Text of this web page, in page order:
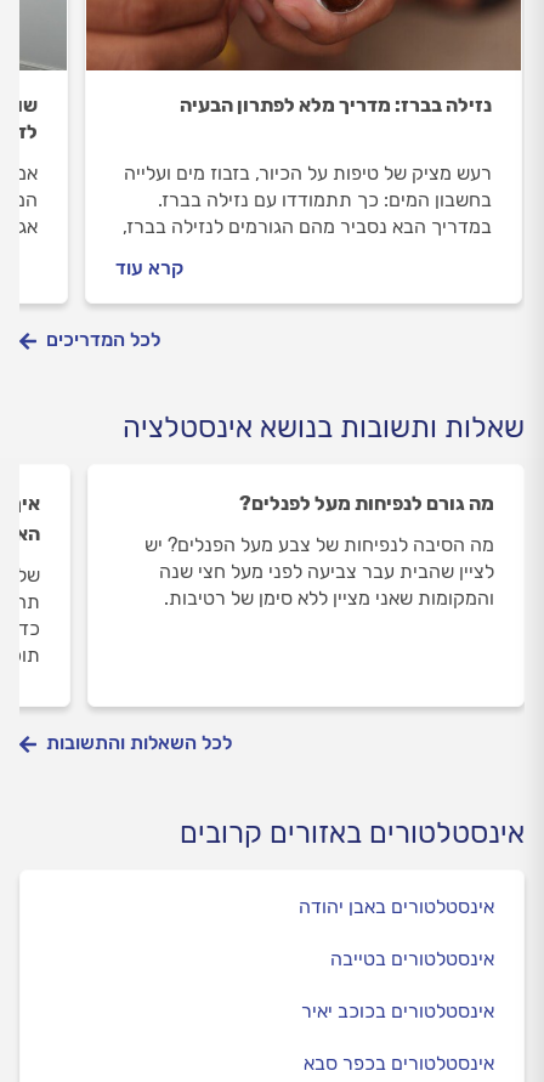
נזילה בברז: מדריך מלא לפתרון הבעיה
רעש מציק של טיפות על הכיור, בזבוז מים ועלייה
בחשבון המים: כך תתמודדו עם נזילה בברז.
במדריך הבא נסביר מהם הגורמים לנזילה בברז,
מקצועי, איך אינסטלטור מקצועי יתקן נזילה בברז
וכמה זה עולה?
קרא עוד
כל
לכל המדריכים
שאלות ותשובות בנושא אינסטלציה
מה גורם לנפיחות מעל לפנלים?
מה הסיבה לנפיחות של צבע מעל הפנלים? יש
לציין שהבית עבר צביעה לפני מעל חצי שנה
והמקומות שאני מציין ללא סימן של רטיבות.
איך
כדי
לכל השאלות והתשובות
אינסטלטורים באזורים קרובים
אינסטלטורים באבן יהודה
אינסטלטורים בטייבה
אינסטלטורים בכוכב יאיר
אינסטלטורים בכפר סבא